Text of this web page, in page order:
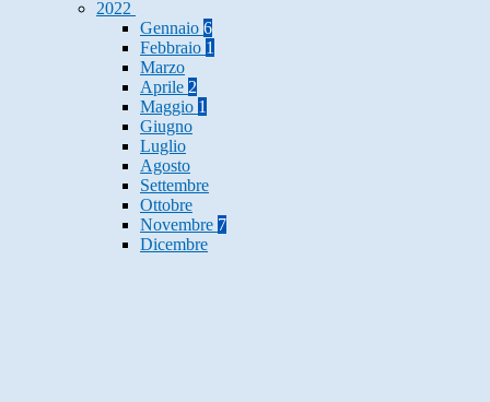
2022
Gennaio 6
Febbraio 1
Marzo
Aprile 2
Maggio 1
Giugno
Luglio
Agosto
Settembre
Ottobre
Novembre 7
Dicembre